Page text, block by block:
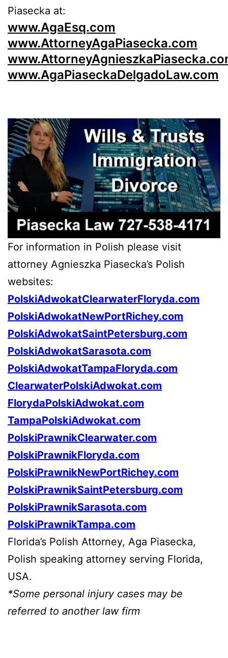
Piasecka at:
www.AgaEsq.com
www.AttorneyAgaPiasecka.com
www.AgaPiaseckaDelgadoLaw.com
For information in Polish please visit
attorney Agnieszka Piasecka’s Polish
websites:
PolskiAdwokatClearwaterFloryda.com
PolskiAdwokatNewPortRichey.com
PolskiAdwokatSaintPetersburg.com
PolskiAdwokatSarasota.com
PolskiAdwokatTampaFloryda.com
ClearwaterPolskiAdwokat.com
FlorydaPolskiAdwokat.com
TampaPolskiAdwokat.com
PolskiPrawnikClearwater.com
PolskiPrawnikFloryda.com
PolskiPrawnikNewPortRichey.com
PolskiPrawnikSaintPetersburg.com
PolskiPrawnikSarasota.com
PolskiPrawnikTampa.com
Florida’s Polish Attorney, Aga Piasecka,
Polish speaking attorney serving Florida,
USA.
*Some personal injury cases may be
referred to another law firm